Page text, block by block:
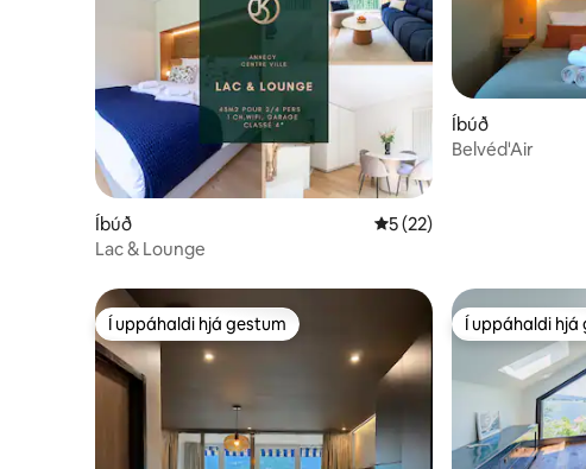
Íbúð 5 af 5 í meðaleinkunn, 22
5 (22)
Lac & Lounge
Íbúð
Belvéd'Air
Í uppáhaldi hjá gestum
Í uppáhaldi hjá gestum Í uppáhaldi hjá
Í uppáhaldi hjá